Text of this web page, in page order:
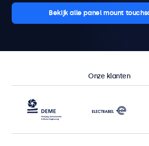
Bekijk alle panel mount
Onze klanten